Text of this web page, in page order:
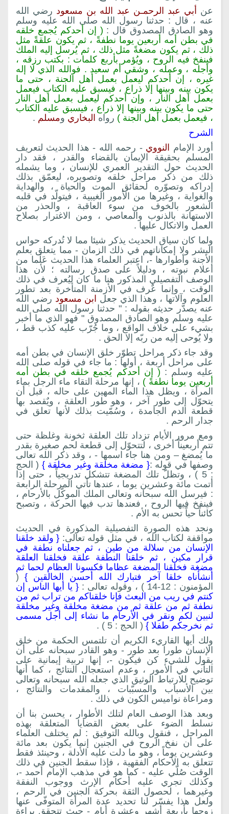
عن أبي عبد الرحمـن عبد الله بن مسعود رضي الله
عنه ، قال : حدثنا رسول الله صلى الله عليه وسلم
وهو الصادق المصدوق قال : ( إن أحدكم يُجمع خلقه
في بطن أمه أربعين يوما نطفةً ، ثم يكون علقةً مثل
ذلك ، ثم يكون مضغةً مثل ذلك ، ثم يُرسل إليه الملك
فينفخ فيه الروح ، ويُؤمر بأربع كلمات : بكتب رزقه ،
وأجله ، وعمله ، وشقي أم سعيد . فوالله الذي لا إله
غيره ، إن أحدكم ليعمل بعمل أهل الجنة ، حتى ما
يكون بينه وبينها إلا ذراع ، فيسبق عليه الكتاب فيعمل
بعمل أهل النار ، وإن أحدكم ليعمل بعمل أهل النار
حتى ما يكون بينه وبينها إلا ذراع ، فيسبق عليه الكتاب
، فيعمل بعمل أهل الجنة ) رواه البخاري ومسلم .
الشرح
أورد الإمام النووي- رحمه الله - هذا الحديث لتعريف
المسلم بحقيقة الإيمان بالقضاء والقدر ، فقد دار
الحديث حول التقدير العمري للإنسان ، وما يشمله
ذلك من ذكر مراحل خلقه وتصويره، ليعمّق بذلك
إدراكه وتصوّره لحقائق الموت والحياة ، والهداية
والغواية ، وغيرها من الأمور الغيبية ، فيتولّد في قلبه
الشعور بالخوف من سوء العاقبة ، والحذر من
الاستهانة بالذنوب والمعاصي ، ومن الاغترار بصلاح
العمل والاتكال عليها .
ولما كان سياق الحديث يذكر شيئا مما لا تُدركه حواس
البشر ولا إمكاناتهم في ذلك الزمان - مما يتعلق بعلم
الأجنة وأطوارها -، اعتبر العلماء هذا الحديث عَلَما من
أعلام نبوته ، ودليلاً على صدق رسالته ؛ لأن هذا
الوصف التفصيلي المذكور هنا ما كان ليُعرف في ذلك
الوقت ، وإنما عٌرف في الأزمنة المتأخرة بعد تطور
العلوم وآلاتها ، وهذا الذي جعل ابن مسعود رضي الله
عنه يصدّر حديثه بقوله : " حدثنا رسول الله صلى الله
عليه وسلم وهو الصادق المصدوق " فهو الذي ما أخبر
بشيء على خلاف الواقع ، وما جُرّب عليه كذب قط ،
ولا يُوحى إليه من ربّه إلا الحق .
وقد جاء ذكر مراحل تطوّر خلق الإنسان في بطن أمه
على مراحل أربعة ، أولها : ما جاء في قوله صلى الله
عليه وسلم : ( إن أحدكم يُجمع خلقه في بطن أمه
أربعين يوما نطفةً ) ، إنها مرحلة التقاء ماء الرجل بماء
المرأة ، ويظل هذا الماء المهين على حاله ، قبل أن
يتحوّل إلى طور آخر ، وهو طور العلقة ، ويٌقصد بها
قطعة الدم الجامدة ، وسُمّيت بذلك لأنها تعلق في
جدار الرحم .
ومع مرور الأيام تزداد تلك العلقة ثخونة وغلظة حتى
تتم أربعيناً أخرى ، لتتحوّل إلى قطعة لحم صغيرة بقدر
ما يُمضغ – ومن هنا جاء اسمها - ، وقد ذكر الله تعالى
وصفها في قوله :{ مضغة مخلقة وغير مخلقة } ( الحج
: 5 ) ، وتظلّ تلك المضغة تتشكل تدريجياً ، حتى إذا
أتمت مائة وعشرين يوما ، عندها تأتي المرحلة الرابعة
: فيرسل الله سبحانه وتعالى الملك الموكّل بالأرحام ،
فينفخ فيها الروح ، فعندها تدب فيها الحركة ، وتصبح
كائناً حياً تحس به الأم .
ونجد هذه الصورة التفصيلية المذكورة في الحديث
مواقفة لكتاب الله ، في مثل قوله تعالى: { ولقد خلقنا
الإنسان من سلالة من طين ، ثم جعلناه نطفة في
قرار مكين ، ثم خلقنا النطفة علقة فخلقنا العلقة
مضغة فخلقنا المضغة عظاما فكسونا العظام لحما ثم
أنشأناه خلقا آخر فتبارك الله أحسن الخالقين } (
المؤمنون : 12-14 ) ، وقوله تعالى :
{ يا أيها الناس إن
كنتم في ريب من البعث فإنا خلقناكم من تراب ثم من
نطفة ثم من علقة ثم من مضغة مخلقة وغير مخلقة
لنبين لكم ونقر في الأرحام ما نشاء إلى أجل مسمى
ثم نخرجكم طفلا } ( الحج : 5 ) .
ولك أيها القاريء الكريم أن تلتمس الحكمة من خلق
الإنسان طورا بعد طور - وهو القادر سبحانه على أن
يقول للشيء كن فيكون -، إنها تربية إيمانية على
التأني في الأمور ، وعدم استعجال النتائج ، كما أنها
توضيح للارتباط الوثيق الذي جعله الله سبحانه وتعالى
بين الأسباب والمسبّبات ، والمقدمات والنتائج ،
ومراعاة نواميس الكون في ذلك .
وبعد هذا الوصف العام لتلك الأطوار ، يحسن بنا أن
نسلط الضوء على بعض القضايا المتعلقة بهذه
المراحل ، فنقول وبالله التوفيق : لم يختلف العلماء
على أن نفخ الروح في الجنين إنما يكون بعد مائة
وعشرين يوماً ، وهو ما دلت عليه الأدلة ، وحينئذ فقط
تتعلق به الأحكام الفقهية ، فإذا سقط الجنين في ذلك
الوقت صُلّي عليه - كما هو في مذهب الإمام أحمد -،
وكذلك تجري عليه أحكام الإرث ووجوب النفقة
وغيرهما ، لحصول الثقة بحركة الجنين في الرحم ،
ولعل هذا يفسّر لنا تحديد عدة المرأة المتوفّى عنها
زوجها بأربعة أشهر وعشرة أيام - حيث تتحقق براءة